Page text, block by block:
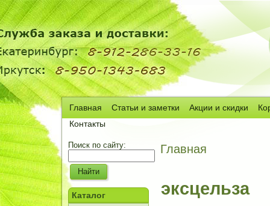
Главная Статьи и заметки Акции и скидки
Контакты
Поиск по сайту:
Каталог
Главная
эксцельза